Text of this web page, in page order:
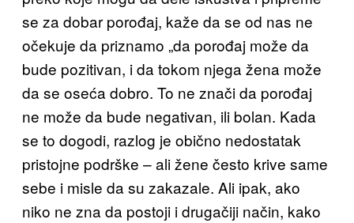
se za dobar porođaj, kaže da se od nas ne
očekuje da priznamo „da porođaj može da
bude pozitivan, i da tokom njega žena može
da se oseća dobro. To ne znači da porođaj
ne može da bude negativan, ili bolan. Kada
se to dogodi, razlog je obično nedostatak
pristojne podrške – ali žene često krive same
sebe i misle da su zakazale. Ali ipak, ako
niko ne zna da postoji i drugačiji način, kako